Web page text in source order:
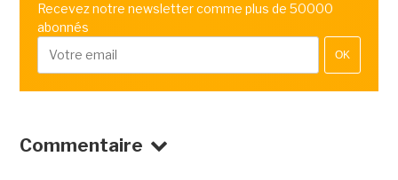
Recevez notre newsletter comme plus de 50000
abonnés
OK
Commentaire